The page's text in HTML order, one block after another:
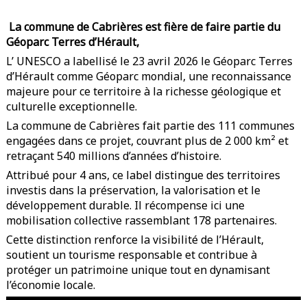
La commune de Cabrières est fière de faire partie du
Géoparc Terres d’Hérault,
L’ UNESCO a labellisé le 23 avril 2026 le Géoparc Terres
d’Hérault comme Géoparc mondial, une reconnaissance
majeure pour ce territoire à la richesse géologique et
culturelle exceptionnelle.
La commune de Cabrières fait partie des 111 communes
engagées dans ce projet, couvrant plus de 2 000 km² et
retraçant 540 millions d’années d’histoire.
Attribué pour 4 ans, ce label distingue des territoires
investis dans la préservation, la valorisation et le
développement durable. Il récompense ici une
mobilisation collective rassemblant 178 partenaires.
Cette distinction renforce la visibilité de l’Hérault,
soutient un tourisme responsable et contribue à
protéger un patrimoine unique tout en dynamisant
l’économie locale.